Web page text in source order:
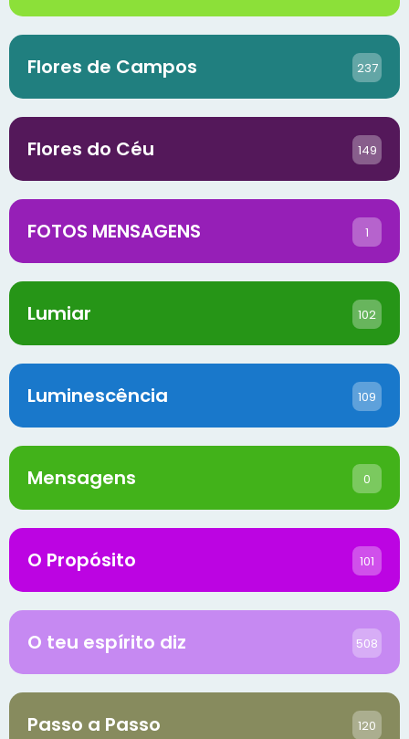
Flores de Campos 237
Flores do Céu 149
FOTOS MENSAGENS 1
Lumiar 102
Luminescência 109
Mensagens 0
O Propósito 101
O teu espírito diz 508
Passo a Passo 120